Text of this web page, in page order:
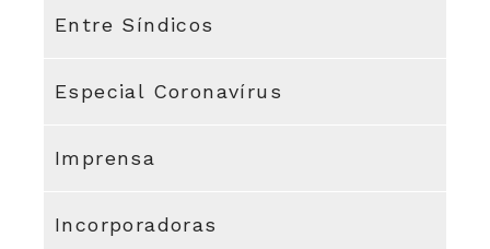
Entre Síndicos
Especial Coronavírus
Imprensa
Incorporadoras